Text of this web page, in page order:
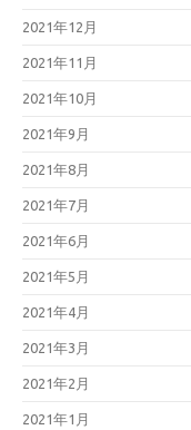
2021年12月
2021年11月
2021年10月
2021年9月
2021年8月
2021年7月
2021年6月
2021年5月
2021年4月
2021年3月
2021年2月
2021年1月